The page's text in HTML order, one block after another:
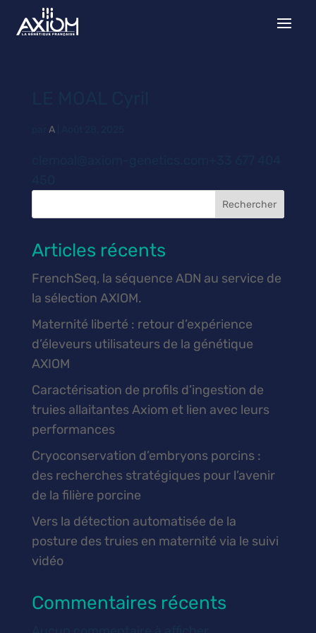
A|
Rechercher
Articles récents
FrenchSeq, la séquence ADN au service de
la sélection AXIOM.
Maternité liberté : retour d’expérience
d’éleveurs utilisateurs de la génétique
AXIOM
Caractérisation de profils d’ingestion de
truies allaitantes Axiom et lien avec leurs
performances
Cryoconservation d’embryons porcins :
des recherches stratégiques pour l’avenir
de la filière porcine
Vers la détection automatisée de la
posture des truies en maternité via le suivi
vidéo
Commentaires récents